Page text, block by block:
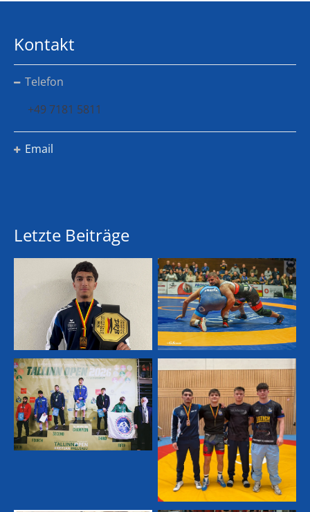
Kontakt
Telefon
+49 7181 5811
Email
Letzte Beiträge